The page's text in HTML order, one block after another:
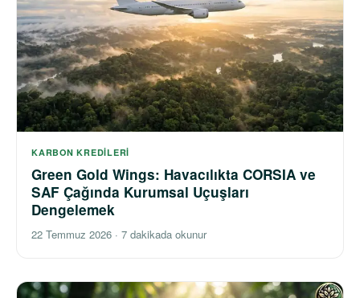
KARBON KREDILERI
Green Gold Wings: Havacılıkta CORSIA ve
SAF Çağında Kurumsal Uçuşları
Dengelemek
22 Temmuz 2026 · 7 dakikada okunur